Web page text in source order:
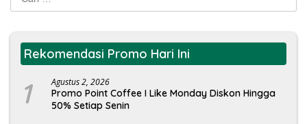
untuk:
Rekomendasi Promo Hari Ini
1 Agustus 2, 2026
Promo Point Coffee I Like Monday Diskon Hingga
50% Setiap Senin